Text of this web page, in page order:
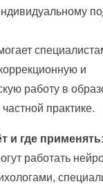
и
работу в
практике.
и где применять:
работать